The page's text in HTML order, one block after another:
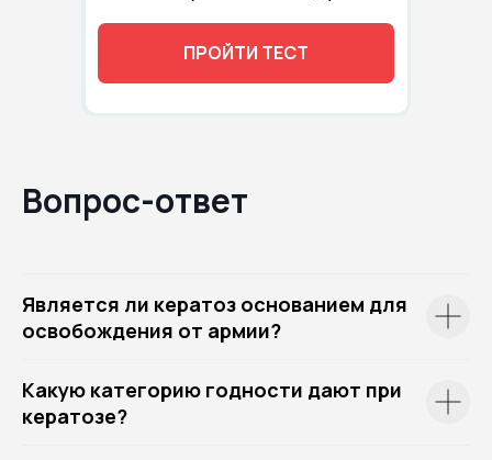
ПРОЙТИ ТЕСТ
Вопрос-ответ
Является ли кератоз основанием для
освобождения от армии?
Какую категорию годности дают при
кератозе?